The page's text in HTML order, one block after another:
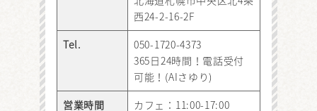
西24-2-16-2F
Tel.
050-1720-4373
365日24時間！電話受付
可能！(AIさゆり)
営業時間
カフェ：11:00-17:00